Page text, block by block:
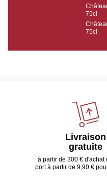
75cl
75cl
Livraison
gratuite
à partir de 300 € d'achat
port à partir de 9,90 €